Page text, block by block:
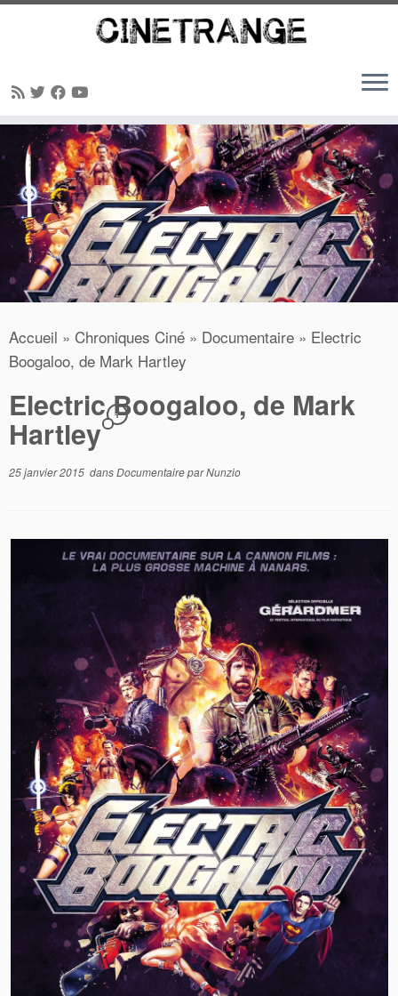
Passer
au
contenu
Accueil » Chroniques Ciné » Documentaire » Electric
Boogaloo, de Mark Hartley
Electric Boogaloo, de Mark
Hartley 1
25 janvier 2015 dansDocumentaireparNunzio